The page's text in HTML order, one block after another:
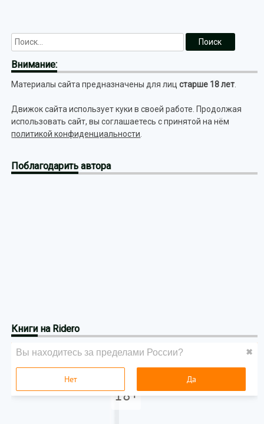
Внимание:
Материалы сайта предназначены для лицстарше 18 лет
Движок сайта использует куки в своей работе. Продолжая
использовать сайт, вы соглашаетесь с принятой на нём
политикой конфиденциальности
Поблагодаритьавтора
Книгина Ridero